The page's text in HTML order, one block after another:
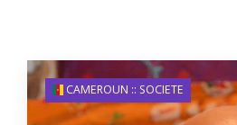
CAMEROUN :: SOCIETE